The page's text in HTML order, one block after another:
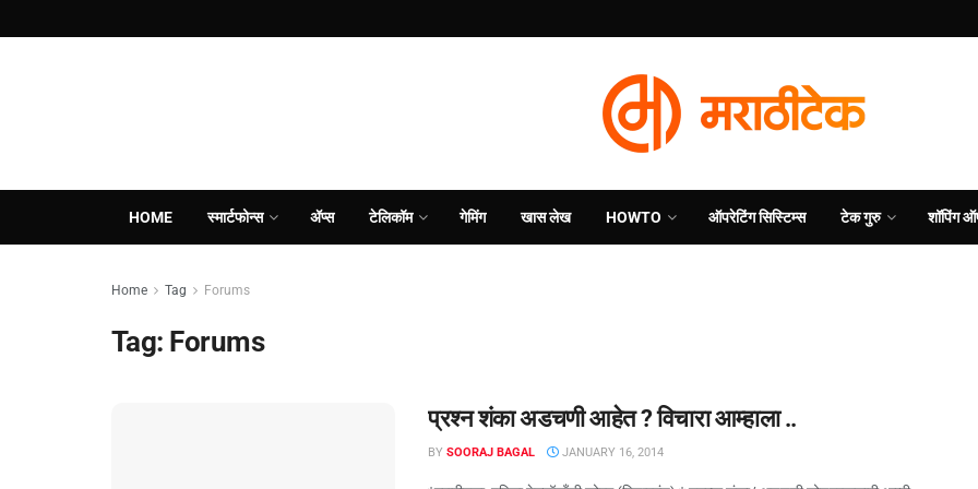
HOME स्मार्टफोन्स ॲप्स टेलिकॉम गेमिंग खास लेख HOWTO ऑपरेटिंग सिस्टिम्स टेक गुरु शॉपिंग
Home Tag Forums
Tag: Forums
प्रश्न शंका अडचणी आहेत ? विचारा आम्हाला ..
BY SOORAJ BAGAL JANUARY 16, 2014